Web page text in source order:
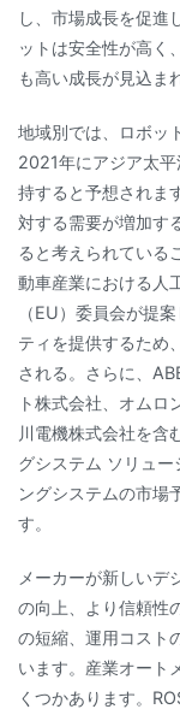
し、市場成長を促進
ットは安全性が高く
も高い成長が見込ま
地域別では、ロボッ
2021年にアジア太
持すると予想されま
対する需要が増加す
ると考えられている
動車産業における人
（EU）委員会が提
ティを提供するため
される。さらに、
ト株式会社、オムロ
川電機株式会社を含
グシステム ソリュ
ングシステムの市場
す。
メーカーが新しいデ
の向上、より信頼性
の短縮、運用コスト
います。産業オート
くつかあります。